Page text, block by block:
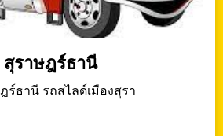
สุราษฎร์ธานี
ร์ธานี รถสไลด์เมืองสุรา